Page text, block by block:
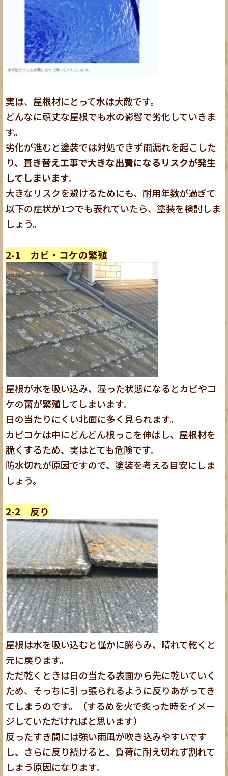
実は、屋根材にとって水は大敵です。
どんなに頑丈な屋根でも水の影響で劣化していきま
す。
劣化が進むと塗装では対処できず雨漏れを起こした
り、 葺き替え工事で大きな出費になるリスクが発生
してしまいます。
大きなリスクを避けるためにも、耐用年数が過ぎて
以下の症状が1つでも表れていたら、塗装を検討しま
しょう。
2-1 カビ・コケの繁殖
屋根が水を吸い込み、湿った状態になるとカビやコ
ケの菌が繁殖してしまいます。
日の当たりにくい北面に多く見られます。
カビコケは中にどんどん根っこを伸ばし、屋根材を
脆くするため、実はとても危険です。
防水切れが原因ですので、塗装を考える目安にしま
しょう。
2-2 反り
屋根は水を吸い込むと僅かに膨らみ、晴れて乾くと
元に戻ります。
ただ乾くときは日の当たる表面から先に乾いていく
ため、そっちに引っ張られるように反りあがってき
てしまうのです。（するめを火で炙った時をイメー
ジしていただければと思います）
反ったすき間には強い雨風が吹き込みやすいです
し、さらに反り続けると、負荷に耐え切れず割れて
しまう原因になります。